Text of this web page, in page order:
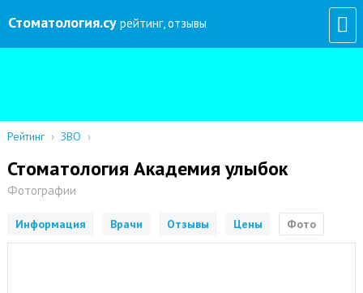
Стоматология.су рейтинг, отзывы
Рейтинг › ЗВО ›
Стоматология Академия улыбок
Фотографии
Информация Врачи Отзывы Цены Фото